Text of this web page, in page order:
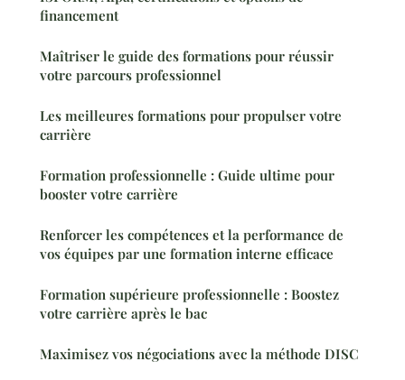
financement
Maîtriser le guide des formations pour réussir
votre parcours professionnel
Les meilleures formations pour propulser votre
carrière
Formation professionnelle : Guide ultime pour
booster votre carrière
Renforcer les compétences et la performance de
vos équipes par une formation interne efficace
Formation supérieure professionnelle : Boostez
votre carrière après le bac
Maximisez vos négociations avec la méthode DISC